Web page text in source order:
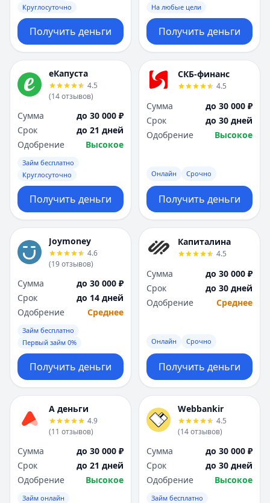
Круглосуточно
Получить деньги
На любые цели
Получить деньги
еКапуста
4.5
(14отзывов)
Сумма
до 30 000 ₽
Срок
до 21 дней
Одобрение
Высокое
Займ бесплатно
Круглосуточно
Получить деньги
СКБ-финанс
4.5
Сумма
до 30 000 ₽
Срок
до 30 дней
Одобрение
Высокое
Онлайн Срочно
Получить деньги
Joymoney
4.6
(19отзывов)
Сумма
до 30 000 ₽
Срок
до 14 дней
Одобрение
Среднее
Займ бесплатно
Первый займ 0%
Получить деньги
Капиталина
4.5
Сумма
до 30 000 ₽
Срок
до 30 дней
Одобрение
Среднее
Онлайн Срочно
Получить деньги
А деньги
4.9
(11 отзывов)
Сумма
до 30 000 ₽
Срок
до 21 дней
Одобрение
Высокое
Займ онлайн
Webbankir
4.5
(14отзывов)
Сумма
до 30 000 ₽
Срок
до 30 дней
Одобрение
Высокое
Займ бесплатно